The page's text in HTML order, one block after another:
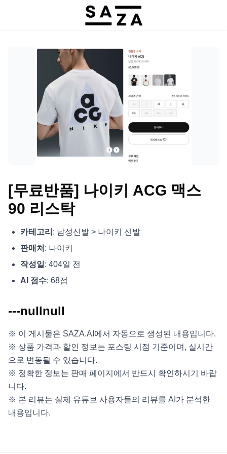
[무료반품] 나이키 ACG 맥스
90 리스탁
카테고리 : 남성신발 > 나이키 신발
판매처 : 나이키
작성일: 404일 전
AI 점수: 68점
---nullnull
※ 이 게시물은 SAZA.AI에서 자동으로 생성된 내용입니다.
※ 상품 가격과 할인 정보는 포스팅 시점 기준이며, 실시간
으로 변동될 수 있습니다.
※ 정확한 정보는 판매 페이지에서 반드시 확인하시기 바랍
니다.
※ 본 리뷰는 실제 유튜브 사용자들의 리뷰를 AI가 분석한
내용입니다.